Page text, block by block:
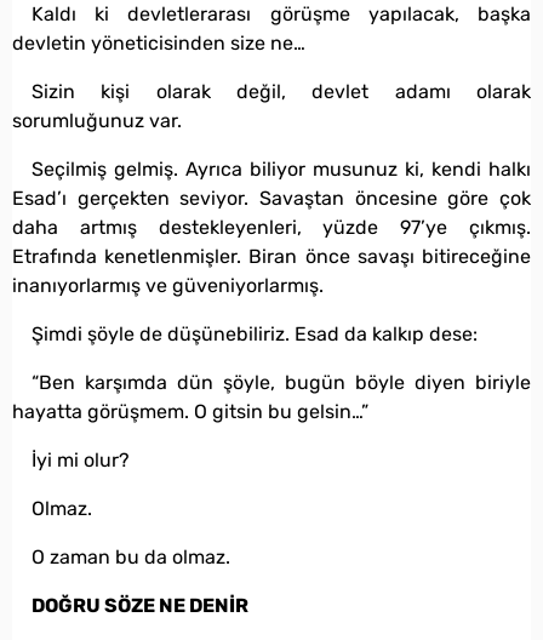
Kaldı ki devletlerarası görüşme yapılacak, başka
devletin yöneticisinden size ne…
Sizin kişi olarak değil, devlet adamı olarak
sorumluğunuz var.
Seçilmiş gelmiş. Ayrıca biliyor musunuz ki, kendi halkı
Esad’ı gerçekten seviyor. Savaştan öncesine göre çok
daha artmış destekleyenleri, yüzde 97’ye çıkmış.
Etrafında kenetlenmişler. Biran önce savaşı bitireceğine
inanıyorlarmış ve güveniyorlarmış.
Şimdi şöyle de düşünebiliriz. Esad da kalkıp dese:
“Ben karşımda dün şöyle, bugün böyle diyen biriyle
hayatta görüşmem. O gitsin bu gelsin…”
İyi mi olur?
Olmaz.
O zaman bu da olmaz.
DOĞRU SÖZE NE DENİR